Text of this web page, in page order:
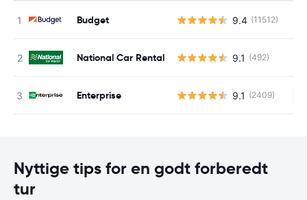
Budget 9.4 (11512)
National Car Rental 9.1 (492)
Enterprise 9.1 (2409)
Nyttige tips for en godt forberedt
tur